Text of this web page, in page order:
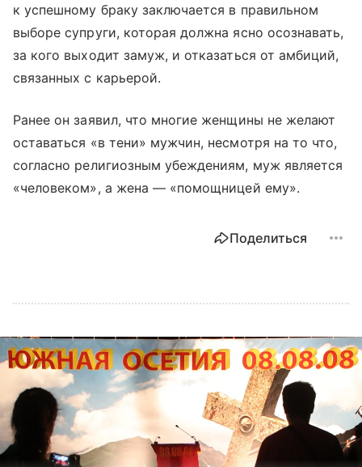
к успешному браку заключается в правильном
выборе супруги, которая должна ясно осознавать,
за кого выходит замуж, и отказаться от амбиций,
связанных с карьерой.
Ранее он заявил, что многие женщины не желают
оставаться «в тени» мужчин, несмотря на то что,
согласно религиозным убеждениям, муж является
«человеком», а жена — «помощницей ему».
Поделиться